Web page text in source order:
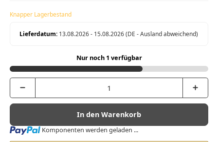
Knapper Lagerbestand
Lieferdatum: 13.08.2026 - 15.08.2026(DE - Ausland abweichend)
Nur noch 1 verfügbar
In den Warenkorb
Loading... Komponenten werden geladen ...